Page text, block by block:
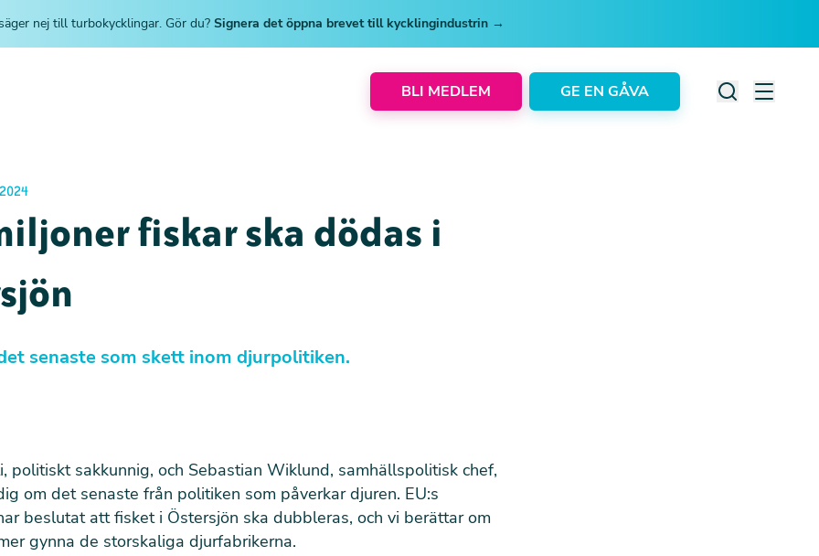
nej till turbokycklingar. Gör du? Signera det öppna brevet till kycklingindustrin →
BLI MEDLEM GE EN GÅVA
fiskar ska dödas i
senaste som skett inom djurpolitiken.
politiskt sakkunnig, och Sebastian Wiklund, samhällspolitisk chef,
om det senaste från politiken som påverkar djuren. EU:s
beslutat att fisket i Östersjön ska dubbleras, och vi berättar om
gynna de storskaliga djurfabrikerna.